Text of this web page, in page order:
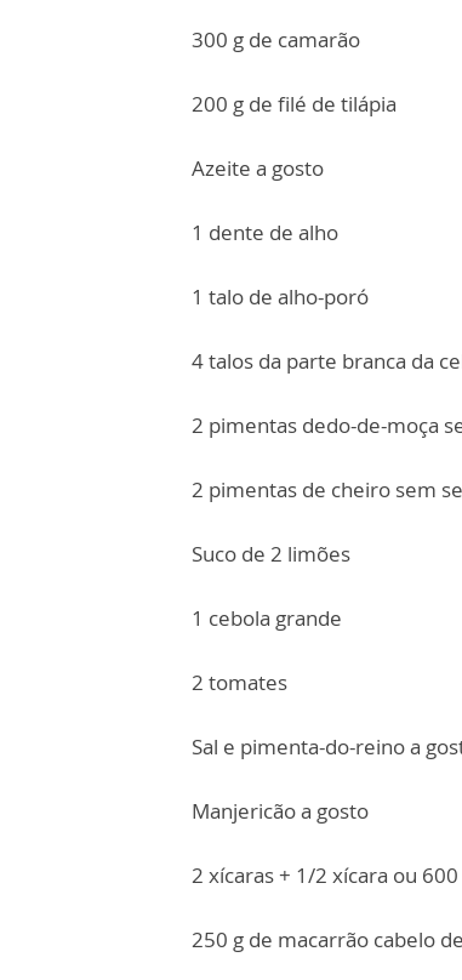
300 g de camarão
200 g de filé de tilápia
Azeite a gosto
1 dente de alho
1 talo de alho-poró
4 talos da parte branca da
2 pimentas dedo-de-moça
2 pimentas de cheiro sem
Suco de 2 limões
1 cebola grande
2 tomates
Sal e pimenta-do-reino a
Manjericão a gosto
2 xícaras + 1/2 xícara ou
250 g de macarrão cabelo